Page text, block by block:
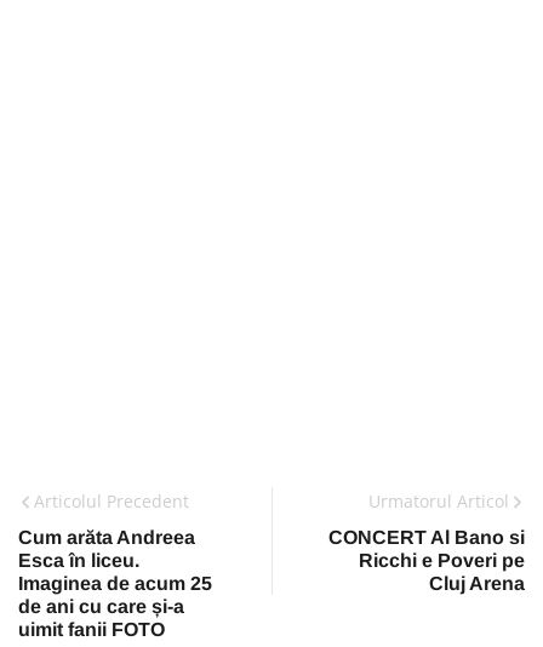
Articolul Precedent
Cum arăta Andreea
Esca în liceu.
Imaginea de acum 25
de ani cu care și-a
uimit fanii FOTO
Urmatorul Articol
CONCERT Al Bano si
Ricchi e Poveri pe
Cluj Arena